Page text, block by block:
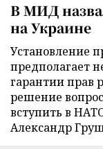
В МИД
на Украине
Установление
предполагает
гарантии прав
решение
вступить в
Александр